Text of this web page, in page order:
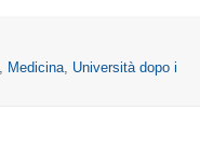
Medicina
Università dopo i